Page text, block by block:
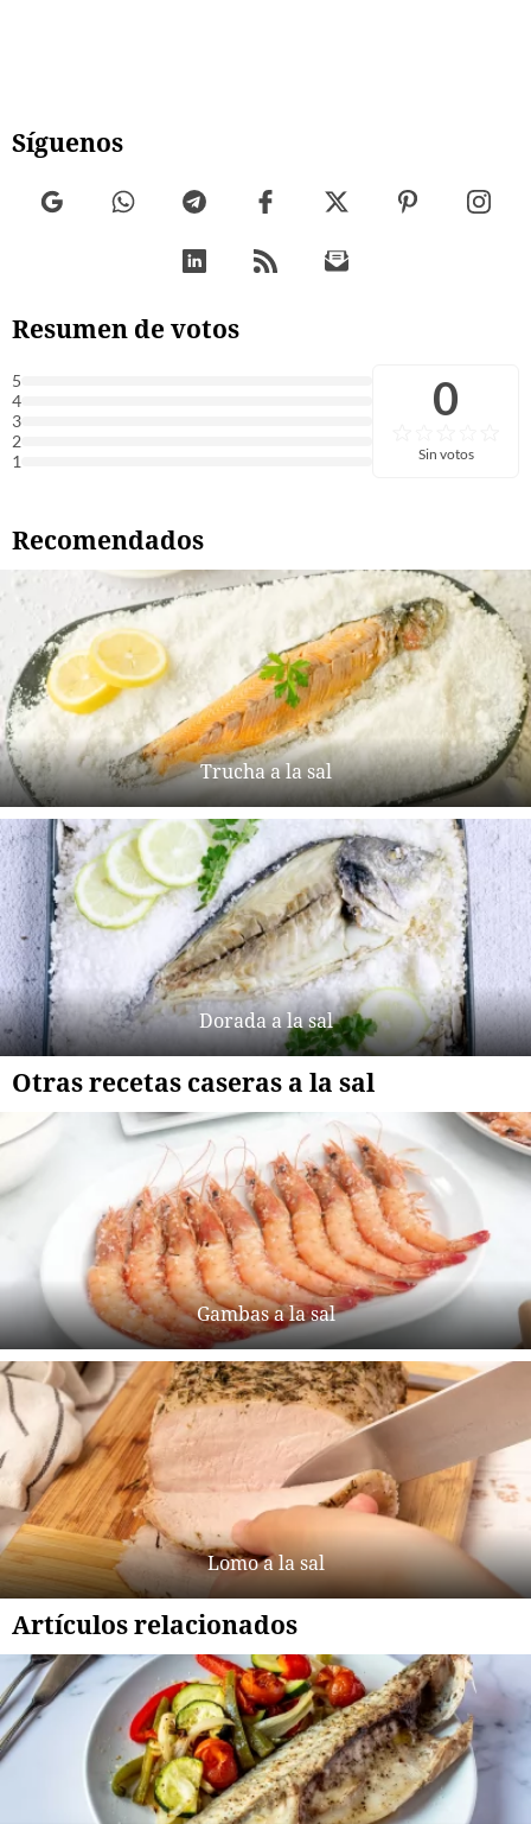
Síguenos
Resumen de votos
5
4
3
2
1
0
Sin votos
Recomendados
Trucha a la sal
Dorada a la sal
Otras recetas caseras a la sal
Gambas a la sal
Lomo a la sal
Artículos relacionados